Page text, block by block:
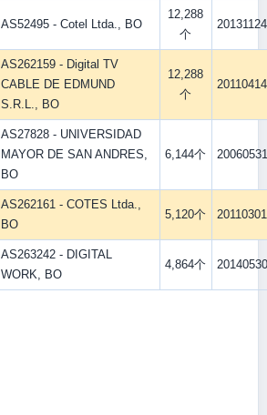
AS52495 - Cotel Ltda., BO
12,288
个
20131124
AS262159 - Digital TV
CABLE DE EDMUND
S.R.L., BO
12,288
个
20110414
AS27828 - UNIVERSIDAD
MAYOR DE SAN ANDRES,
BO
6,144个 20060531
AS262161 - COTES Ltda.,
BO
5,120个 20110301
AS263242 - DIGITAL
WORK, BO
4,864个 20140530